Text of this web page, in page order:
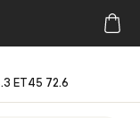
ET45 72.6